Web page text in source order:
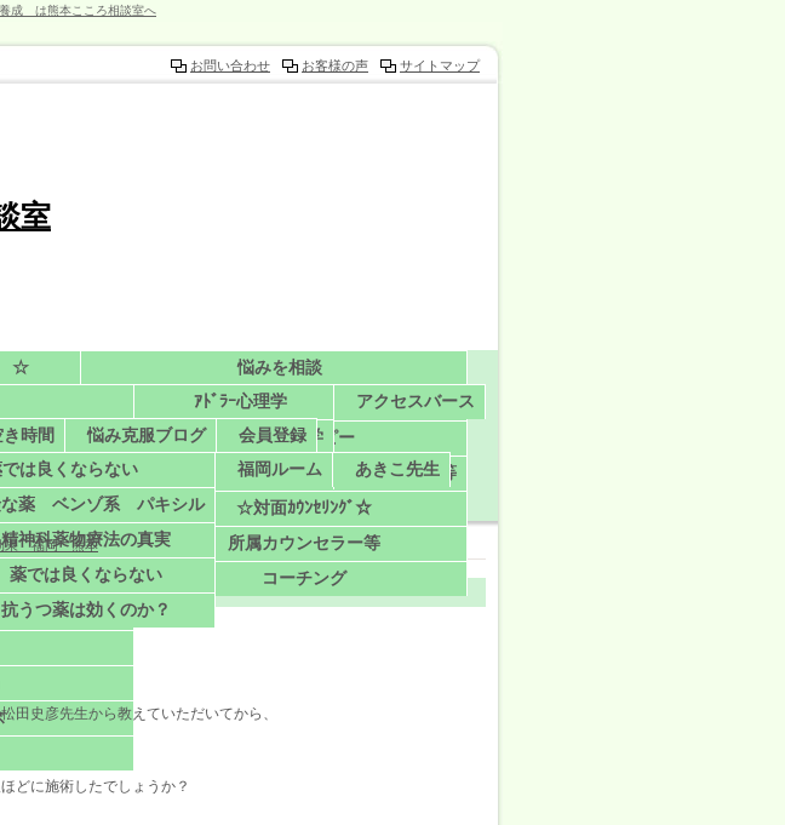
成 は熊本こころ相談室へ
お問い合わせ お客様の声 サイトマップ
室
☆
グ料金
間
悩みを相談
悩みを相談
腸心セラピー
電話・スカイプによるカウンセリング等
☆対面ｶｳﾝｾﾘﾝｸﾞ☆
所属カウンセラー等
コーチング
本市、八代市
ー
ス
ｱﾄﾞﾗｰ心理学
アドラー心理学
嫌われる勇気
アクセスバース
き時間 悩み克服ブログ
会員登録
は良くならない
な薬 ベンゾ系 パキシル
精神科薬物療法の真実
薬では良くならない
抗うつ薬は効くのか？
福岡ルーム
あきこ先生
果 福岡 熊本
田史彦先生から教えていただいてから、
どに施術したでしょうか？